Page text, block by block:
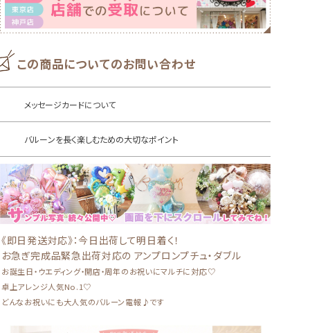
この商品についてのお問い合わせ
メッセージカードについて
バルーンを長く楽しむための大切なポイント
《即日発送対応》：今日出荷して明日着く！
お急ぎ完成品緊急出荷対応の アンプロンプチュ・ダブル
お誕生日・ウエディング・開店・周年のお祝いにマルチに対応♡
卓上アレンジ人気No.1♡
どんなお祝いにも大人気のバルーン電報♪です